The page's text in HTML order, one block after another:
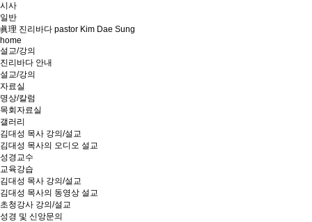
시사
일반
眞理 진리바다 pastor Kim Dae Sung
home
설교/강의
진리바다 안내
설교/강의
자료실
명상/칼럼
목회자료실
갤러리
김대성 목사 강의/설교
김대성 목사의 오디오 설교
성경교수
교육강습
김대성 목사 강의/설교
김대성 목사의 동영상 설교
초청강사 강의/설교
성경 및 신앙문의